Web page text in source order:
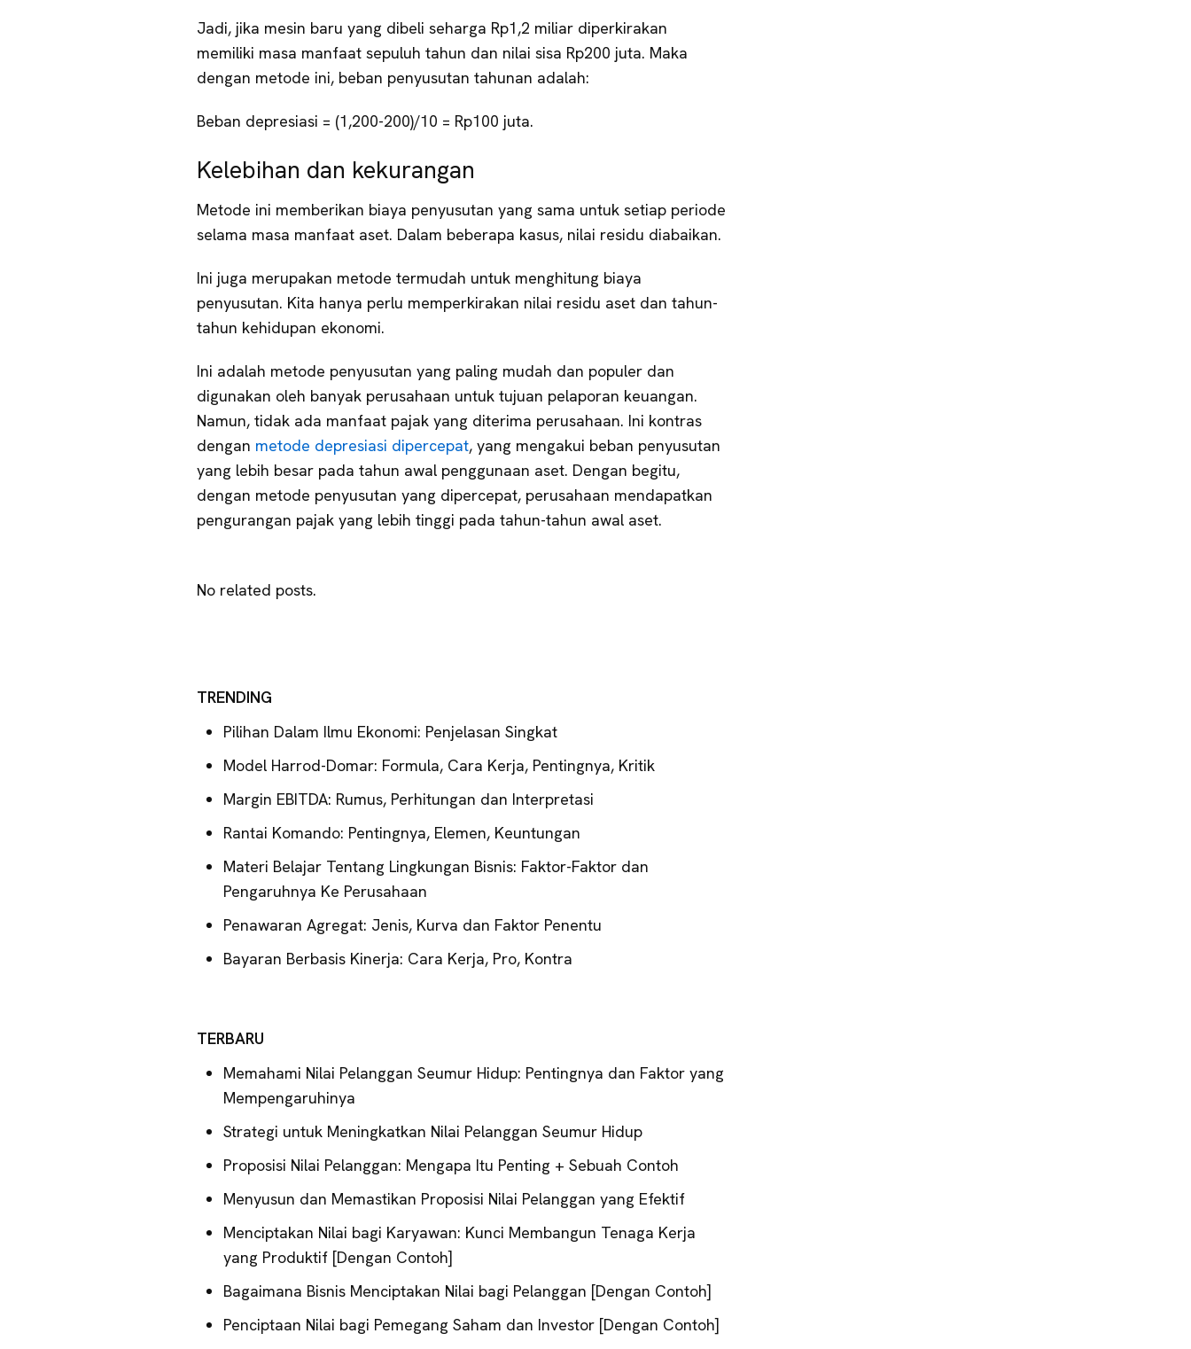
Jadi, jika mesin baru yang dibeli seharga Rp1,2 miliar diperkirakan
memiliki masa manfaat sepuluh tahun dan nilai sisa Rp200 juta. Maka
dengan metode ini, beban penyusutan tahunan adalah:
Beban depresiasi = (1,200-200)/10 = Rp100 juta.
Kelebihan dan kekurangan
Metode ini memberikan biaya penyusutan yang sama untuk setiap periode
selama masa manfaat aset. Dalam beberapa kasus, nilai residu diabaikan.
Ini juga merupakan metode termudah untuk menghitung biaya
penyusutan. Kita hanya perlu memperkirakan nilai residu aset dan tahun-
tahun kehidupan ekonomi.
Ini adalah metode penyusutan yang paling mudah dan populer dan
digunakan oleh banyak perusahaan untuk tujuan pelaporan keuangan.
Namun, tidak ada manfaat pajak yang diterima perusahaan. Ini kontras
dengan metode depresiasi dipercepat, yang mengakui beban penyusutan
yang lebih besar pada tahun awal penggunaan aset. Dengan begitu,
dengan metode penyusutan yang dipercepat, perusahaan mendapatkan
pengurangan pajak yang lebih tinggi pada tahun-tahun awal aset.
No related posts.
TRENDING
Pilihan Dalam Ilmu Ekonomi: Penjelasan Singkat
Model Harrod-Domar: Formula, Cara Kerja, Pentingnya, Kritik
Margin EBITDA: Rumus, Perhitungan dan Interpretasi
Rantai Komando: Pentingnya, Elemen, Keuntungan
Materi Belajar Tentang Lingkungan Bisnis: Faktor-Faktor dan
Pengaruhnya Ke Perusahaan
Penawaran Agregat: Jenis, Kurva dan Faktor Penentu
Bayaran Berbasis Kinerja: Cara Kerja, Pro, Kontra
TERBARU
Memahami Nilai Pelanggan Seumur Hidup: Pentingnya dan Faktor yang
Mempengaruhinya
Strategi untuk Meningkatkan Nilai Pelanggan Seumur Hidup
Proposisi Nilai Pelanggan: Mengapa Itu Penting + Sebuah Contoh
Menyusun dan Memastikan Proposisi Nilai Pelanggan yang Efektif
Menciptakan Nilai bagi Karyawan: Kunci Membangun Tenaga Kerja
yang Produktif [Dengan Contoh]
Bagaimana Bisnis Menciptakan Nilai bagi Pelanggan [Dengan Contoh]
Penciptaan Nilai bagi Pemegang Saham dan Investor [Dengan Contoh]